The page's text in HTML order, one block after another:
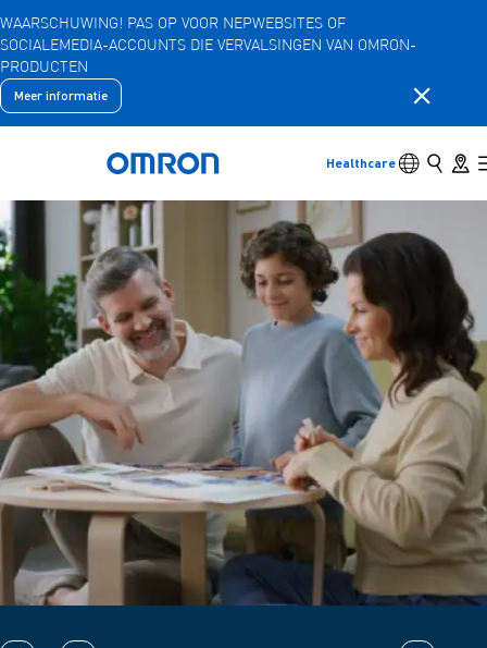
Overslaan
naar
hoofdinhoud
WAARSCHUWING! PAS OP VOOR NEPWEBSITES OF
SOCIALEMEDIA-ACCOUNTS DIE VERVALSINGEN VAN OMRON-
PRODUCTEN
Meer informatie
Terug naar home
Healthcare Schakelaar
Zoeken
Terug
Terug naar het vorige menu
Producten
Producten
Bekijk onderliggende menu-items
Accessoires
Bekijk onderliggende menu-items